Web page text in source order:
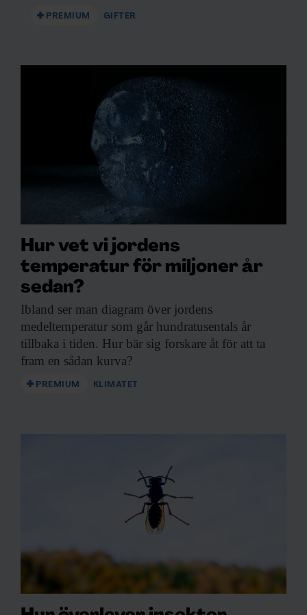
PREMIUM GIFTER
Hur vet vi jordens
temperatur för miljoner år
sedan?
Ibland ser man diagram över jordens
medeltemperatur som går hundratusentals år
tillbaka i tiden. Hur bär sig forskare åt för att ta
fram en sådan kurva?
PREMIUM KLIMATET